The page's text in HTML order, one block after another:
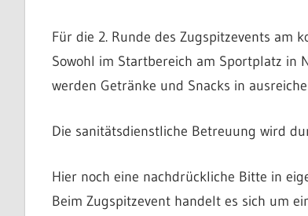
Für die 2. Runde des Zugspitzevents am
Sowohl im Startbereich am Sportplatz in
werden Getränke und Snacks in
Die sanitätsdienstliche Betreuung wird
Hier noch eine nachdrückliche Bitte in
Beim Zugspitzevent handelt es sich um